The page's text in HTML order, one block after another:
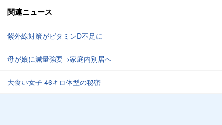
関連ニュース
紫外線対策がビタミンD不足に
母が娘に減量強要→家庭内別居へ
大食い女子 46キロ体型の秘密